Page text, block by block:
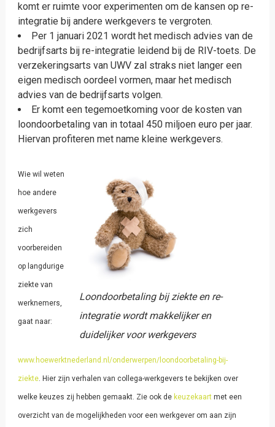
komt er ruimte voor experimenten om de kansen op re-
integratie bij andere werkgevers te vergroten.
Per 1 januari 2021 wordt het medisch advies van de
bedrijfsarts bij re-integratie leidend bij de RIV-toets. De
verzekeringsarts van UWV zal straks niet langer een
eigen medisch oordeel vormen, maar het medisch
advies van de bedrijfsarts volgen.
Er komt een tegemoetkoming voor de kosten van
loondoorbetaling van in totaal 450 miljoen euro per jaar.
Hiervan profiteren met name kleine werkgevers.
Loondoorbetaling bij ziekte en re-
integratie wordt makkelijker en
duidelijker voor werkgevers
Wie wil weten
hoe andere
werkgevers
zich
voorbereiden
op langdurige
ziekte van
werknemers,
gaat naar:
www.hoewerktnederland.nl/onderwerpen/loondoorbetaling-bij-
ziekte. Hier zijn verhalen van collega-werkgevers te bekijken over
welke keuzes zij hebben gemaakt. Zie ook de keuzekaart met een
overzicht van de mogelijkheden voor een werkgever om aan zijn